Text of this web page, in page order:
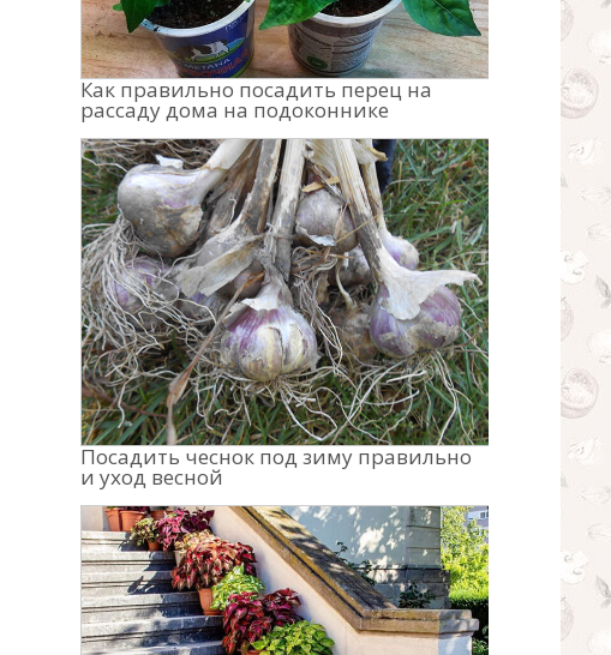
Как правильно посадить перец на
рассаду дома на подоконнике
Посадить чеснок под зиму правильно
и уход весной